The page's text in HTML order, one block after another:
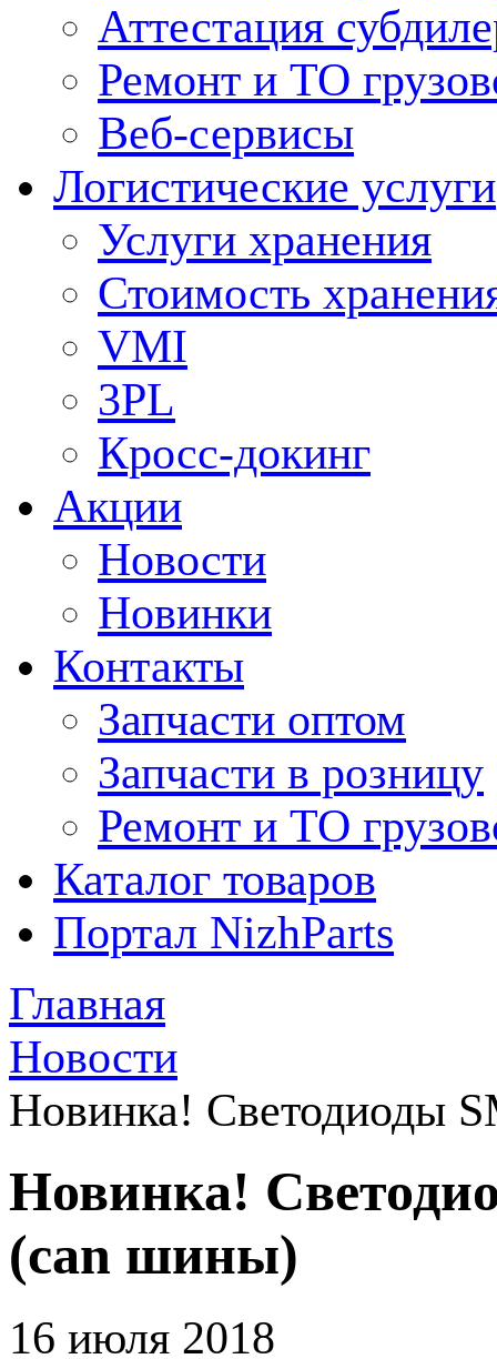
Аттестация
Ремонт и ТО
Веб-сервисы
Логистические услуги
Услуги хранения
Стоимость
VMI
3PL
Кросс-докинг
Акции
Новости
Новинки
Контакты
Запчасти оптом
Запчасти в розницу
Ремонт и ТО
Каталог товаров
Портал NizhParts
Главная
Новости
Новинка! Светодиоды
Новинка!
(can шины)
16 июля 2018